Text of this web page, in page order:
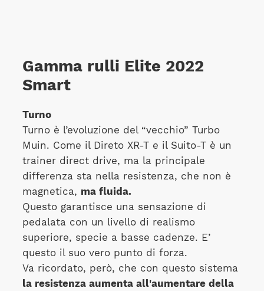
Gamma rulli Elite 2022
Smart
Turno
Turno è l’evoluzione del “vecchio” Turbo
Muin. Come il Direto XR-T e il Suito-T è un
trainer direct drive, ma la principale
differenza sta nella resistenza, che non è
magnetica, ma fluida.
Questo garantisce una sensazione di
pedalata con un livello di realismo
superiore, specie a basse cadenze. E’
questo il suo vero punto di forza.
Va ricordato, però, che con questo sistema
la resistenza aumenta all'aumentare della